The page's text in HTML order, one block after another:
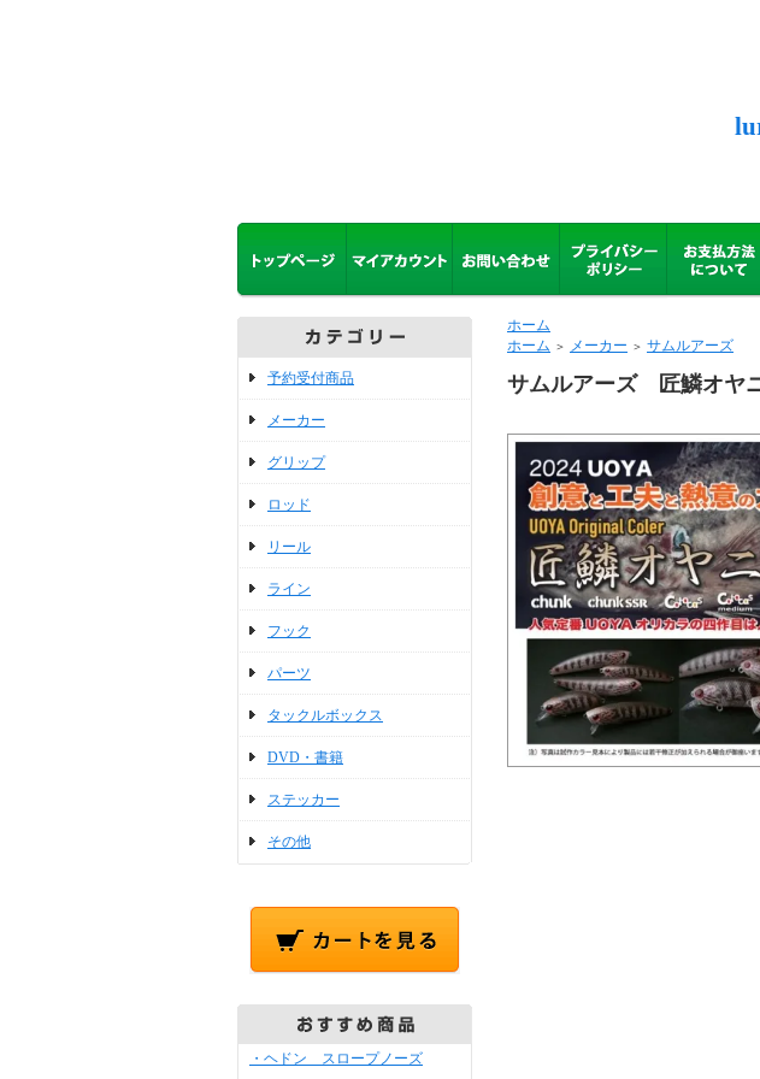
予約受付商品
メーカー
グリップ
ロッド
リール
ライン
フック
パーツ
タックルボックス
DVD・書籍
ステッカー
その他
・ヘドン スロープノーズ
ホーム
ホーム ＞ メーカー ＞ サムルアーズ
サムルアーズ 匠鱗オヤ